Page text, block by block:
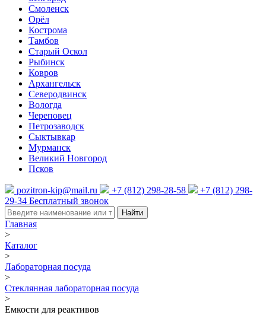
Смоленск
Орёл
Кострома
Тамбов
Старый Оскол
Рыбинск
Ковров
Архангельск
Северодвинск
Вологда
Череповец
Петрозаводск
Сыктывкар
Мурманск
Великий Новгород
Псков
pozitron-kip@mail.ru +7 (812) 298-28-58
+7 (812) 298-
29-34 Бесплатный звонок
Найти
Главная
>
Каталог
>
Лабораторная посуда
>
Стеклянная лабораторная посуда
>
Емкости для реактивов